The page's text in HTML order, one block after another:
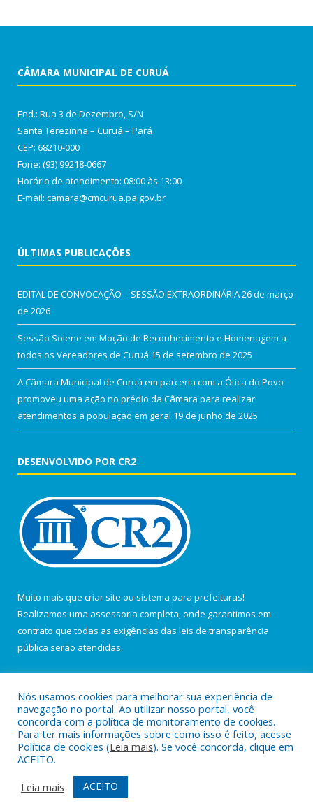
CÂMARA MUNICIPAL DE CURUÁ
End.: Rua 3 de Dezembro, S/N
Santa Terezinha – Curuá – Pará
CEP: 68210-000
Fone: (93) 99218-0667
Horário de atendimento: 08:00 às 13:00
E-mail: camara@cmcurua.pa.gov.br
ÚLTIMAS PUBLICAÇÕES
EDITAL DE CONVOCAÇÃO – SESSÃO EXTRAORDINÁRIA26 de março
de 2026
Sessão Solene em Moção de Reconhecimento e Homenagem a
todos os Vereadores de Curuá 15 de setembro de 2025
A Câmara Municipal de Curuá em parceria com a Ótica do Povo
promoveu uma ação no prédio da Câmara para realizar
atendimentos a população em geral 19 de junho de 2025
DESENVOLVIDO POR CR2
Muito mais que criar site ou sistema para prefeituras!
Realizamos uma assessoria completa, onde garantimos em
contrato que todas as exigências das leis de transparência
pública serão atendidas.
Todos os direitos reservados a Câmara Municipal de Curuá.
Mapa do Site
Acessar Área Administrativa
Acessar Webmail
Nós usamos cookies para melhorar sua experiência de
navegação no portal. Ao utilizar nosso portal, você
concorda com a política de monitoramento de cookies.
Para ter mais informações sobre como isso é feito, acesse
Política de cookies (Leia mais). Se você concorda, clique em
ACEITO.
Leia mais
ACEITO